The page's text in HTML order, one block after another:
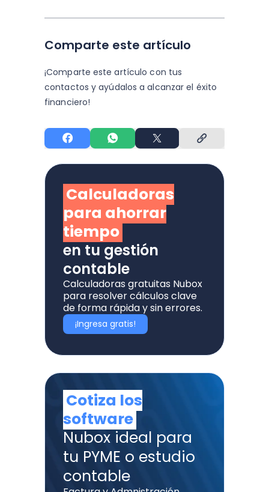
Comparte este artículo
¡Comparte este artículo con tus
contactos y ayúdalos a alcanzar el éxito
financiero!
Calculadoras
para ahorrar
tiempo
en tu gestión
contable
Calculadoras gratuitas Nubox
para resolver cálculos clave
de forma rápida y sin errores.
¡Ingresa gratis!
Cotiza los
software
Nubox ideal para
tu PYME o estudio
contable